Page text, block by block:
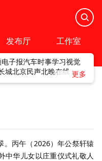
发布厅 工作室
电子报汽车时事学习视觉
城北京民声北晚在线
。丙午（2026）年公祭轩辕
中华儿女以庄重仪式礼敬人